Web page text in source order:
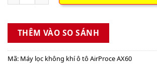
THÊM VÀO SO SÁNH
Mã: Máy lọc không khí ô tô AirProce AX60